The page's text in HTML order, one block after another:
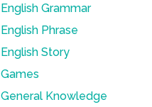
English Grammar
English Phrase
English Story
Games
General Knowledge